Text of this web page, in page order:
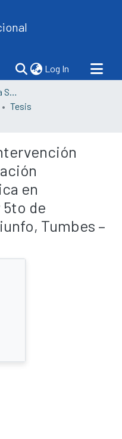
Log In (current)
Facultad de Ciencias de la Salud
Tesis
en
de
Tumbes –